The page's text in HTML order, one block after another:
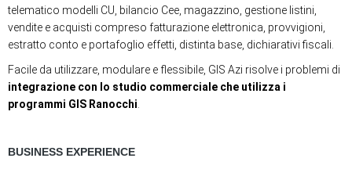
telematico modelli CU, bilancio Cee, magazzino, gestione listini,
vendite e acquisti compreso fatturazione elettronica, provvigioni,
estratto conto e portafoglio effetti, distinta base, dichiarativi fiscali.
Facile da utilizzare, modulare e flessibile, GIS Azi risolve i problemi di
integrazione con lo studio commerciale che utilizza i
programmi GIS Ranocchi
BUSINESS EXPERIENCE